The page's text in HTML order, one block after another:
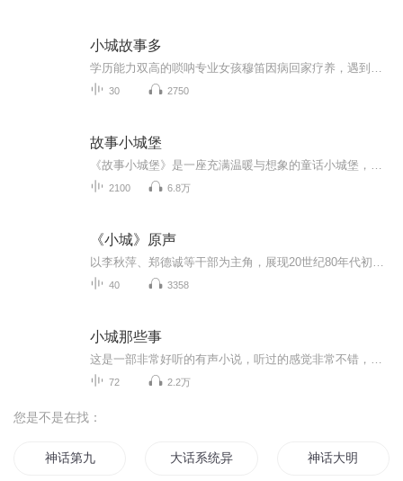
小城故事多
30 2750
故事小城堡
2100 6.8万
《小城》原声
40 3358
小城那些事
72 2.2万
您是不是在找：
神话第九 大话系统异界游 神话大明